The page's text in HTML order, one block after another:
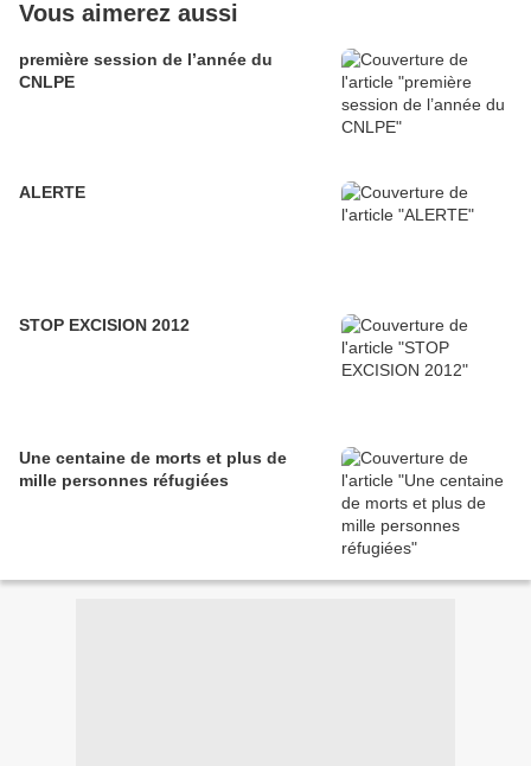
Vous aimerez aussi
première session de l’année du
CNLPE
ALERTE
STOP EXCISION 2012
Une centaine de morts et plus de
mille personnes réfugiées